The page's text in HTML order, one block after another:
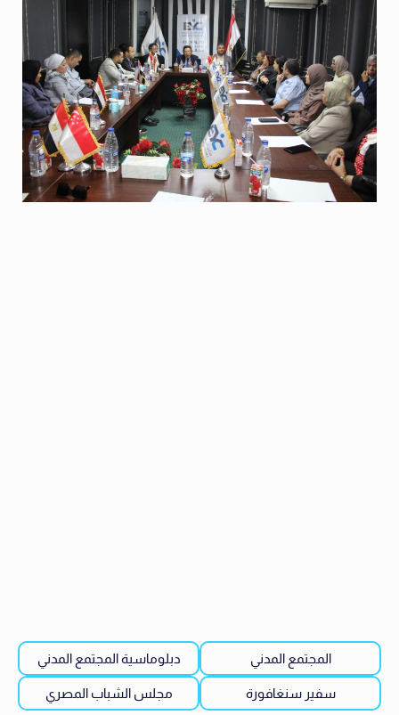
المجتمع المدني دبلوماسية المجتمع المدني
سفير سنغافورة مجلس الشباب المصري